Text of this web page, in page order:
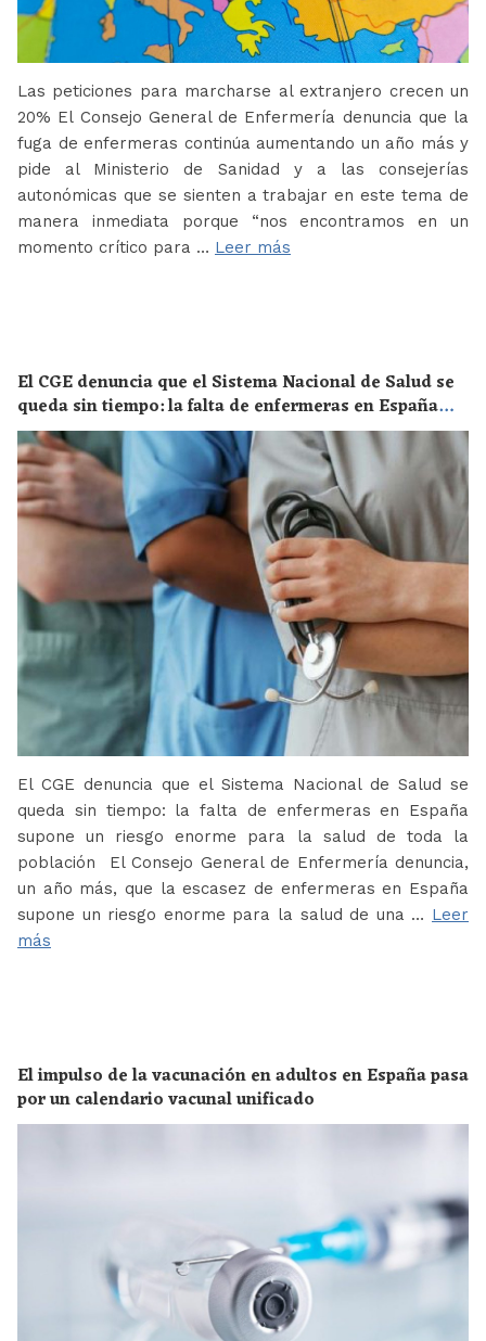
Las peticiones para marcharse al extranjero crecen un
20% El Consejo General de Enfermería denuncia que la
fuga de enfermeras continúa aumentando un año más y
pide al Ministerio de Sanidad y a las consejerías
autonómicas que se sienten a trabajar en este tema de
manera inmediata porque “nos encontramos en un
momento crítico para … Leer más
El CGE denuncia que el Sistema Nacional de Salud se
queda sin tiempo: la falta de enfermeras en España
supone un riesgo enorme para la salud de toda la
población
El CGE denuncia que el Sistema Nacional de Salud se
queda sin tiempo: la falta de enfermeras en España
supone un riesgo enorme para la salud de toda la
población El Consejo General de Enfermería denuncia,
un año más, que la escasez de enfermeras en España
supone un riesgo enorme para la salud de una … Leer
más
El impulso de la vacunación en adultos en España pasa
por un calendario vacunal unificado